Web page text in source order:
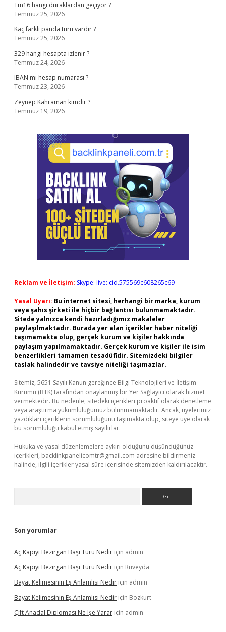
Tm16 hangi duraklardan geçiyor ?
Temmuz 25, 2026
Kaç farklı panda türü vardır ?
Temmuz 25, 2026
329 hangi hesapta izlenir ?
Temmuz 24, 2026
IBAN mı hesap numarası ?
Temmuz 23, 2026
Zeynep Kahraman kimdir ?
Temmuz 19, 2026
Reklam ve İletişim: Skype: live:.cid.575569c608265c69
Yasal Uyarı: Bu internet sitesi, herhangi bir marka, kurum
veya şahıs şirketi ile hiçbir bağlantısı bulunmamaktadır.
Sitede yalnızca kendi hazırladığımız makaleler
paylaşılmaktadır. Burada yer alan içerikler haber niteliği
taşımamakta olup, gerçek kurum ve kişiler hakkında
paylaşım yapılmamaktadır. Gerçek kurum ve kişiler ile isim
benzerlikleri tamamen tesadüfidir. Sitemizdeki bilgiler
taslak halindedir ve tavsiye niteliği taşımazlar.
Sitemiz, 5651 Sayılı Kanun gereğince Bilgi Teknolojileri ve İletişim
Kurumu (BTK) tarafından onaylanmış bir Yer Sağlayıcı olarak hizmet
vermektedir. Bu nedenle, sitedeki içerikleri proaktif olarak denetleme
veya araştırma yükümlülüğümüz bulunmamaktadır. Ancak, üyelerimiz
yazdıkları içeriklerin sorumluluğunu taşımakta olup, siteye üye olarak
bu sorumluluğu kabul etmiş sayılırlar.
Hukuka ve yasal düzenlemelere aykırı olduğunu düşündüğünüz
içerikleri, backlinkpanelicomtr@gmail.com adresine bildirmeniz
halinde, ilgili içerikler yasal süre içerisinde sitemizden kaldırılacaktır.
Son yorumlar
Aç Kapıyı Bezirgan Başı Türü Nedir için admin
Aç Kapıyı Bezirgan Başı Türü Nedir için Rüveyda
Bayat Kelimesinin Eş Anlamlısı Nedir için admin
Bayat Kelimesinin Eş Anlamlısı Nedir için Bozkurt
Çift Anadal Diploması Ne Işe Yarar için admin